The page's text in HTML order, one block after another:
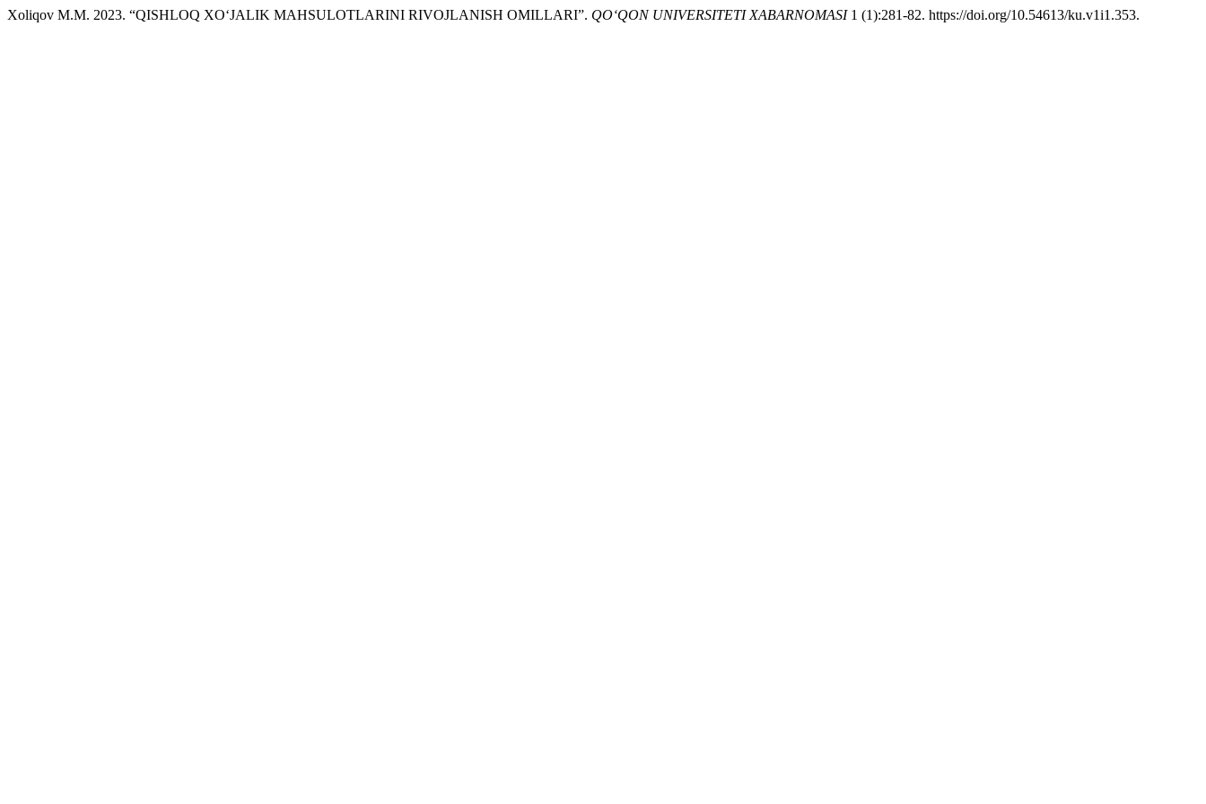
Xoliqov M.M. 2023. “QISHLOQ XO‘JALIK MAHSULOTLARINI RIVOJLANISH OMILLARI”. QO‘QON UNIVERSITETI XABARNOMASI1 (1):281-82. https://doi.org/10.54613/ku.v1i1.353.